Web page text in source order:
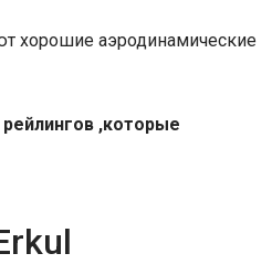
хорошие аэродинамические
,которые